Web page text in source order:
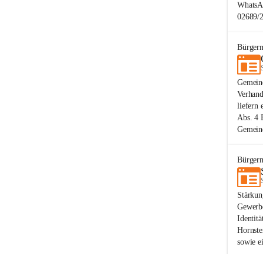
02689/
liefern
Abs. 4
sowie